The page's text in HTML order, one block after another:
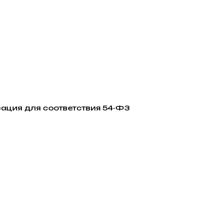
для соответствия 54-ФЗ